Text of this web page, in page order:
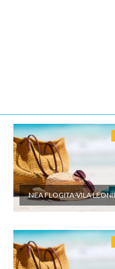
autobusom
wi-fi) ili sopstvenim
broja noćenja u
agencije
organizacije i
nije uračunata boravišna
licu mesta - Međunarodno
NEA FLOGITA-VILA